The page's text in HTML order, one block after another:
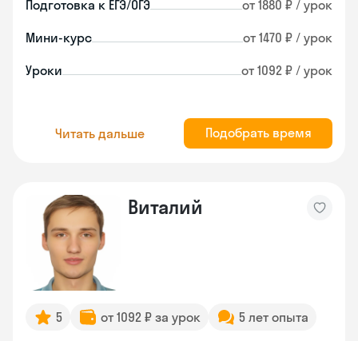
Подготовка к ЕГЭ/ОГЭ от 1880 ₽ / урок
Мини-курс от 1470 ₽ / урок
Уроки от 1092 ₽ / урок
Читать дальше Подобрать время
Виталий
5 от 1092 ₽ за урок 5 лет опыта